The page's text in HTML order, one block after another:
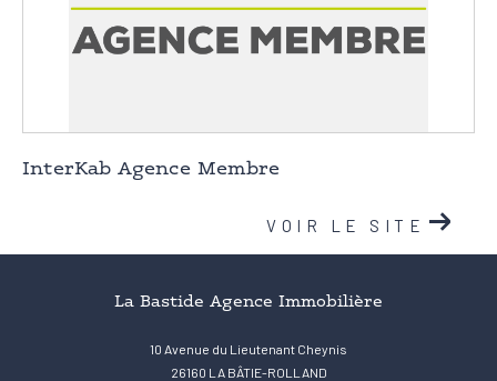
InterKab Agence Membre
VOIR LE SITE
La Bastide Agence Immobilière
10 Avenue du Lieutenant Cheynis
26160
LA BÂTIE-ROLLAND